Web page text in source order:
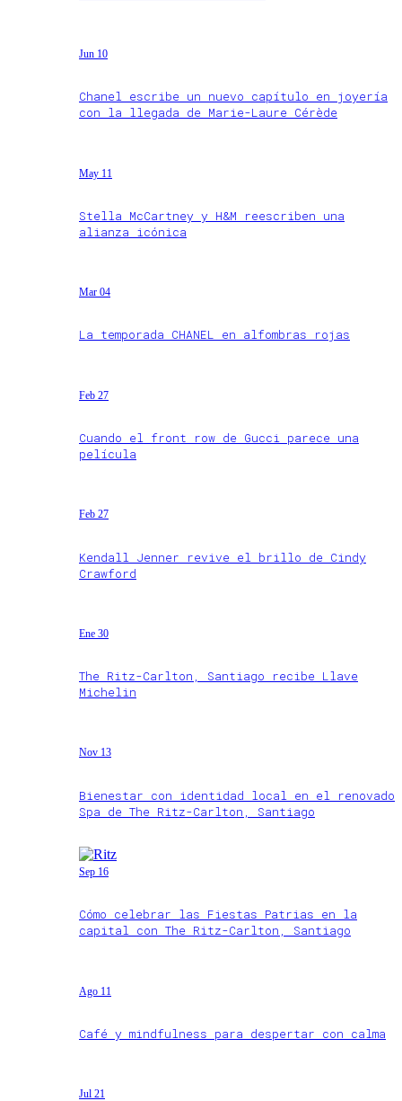
Jun 10
Chanel escribe un nuevo capítulo en joyería
con la llegada de Marie-Laure Cérède
May 11
Stella McCartney y H&M reescriben una
alianza icónica
Mar 04
La temporada CHANEL en alfombras rojas
Feb 27
Cuando el front row de Gucci parece una
película
Feb 27
Kendall Jenner revive el brillo de Cindy
Crawford
Ene 30
The Ritz-Carlton, Santiago recibe Llave
Michelin
Nov 13
Bienestar con identidad local en el renovado
Spa de The Ritz-Carlton, Santiago
Sep 16
Cómo celebrar las Fiestas Patrias en la
capital con The Ritz-Carlton, Santiago
Ago 11
Café y mindfulness para despertar con calma
Jul 21